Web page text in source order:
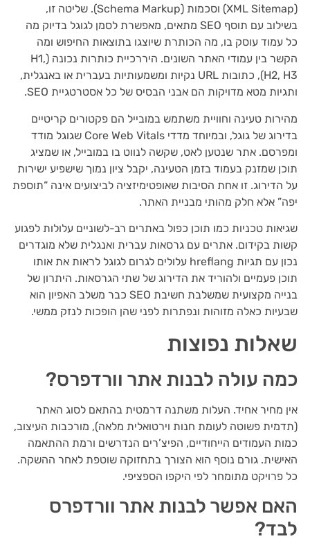
(XML Sitemap) וסכמות (Schema Markup). שליטה זו,
בשילוב עם תוסף SEO מתאים, מאפשרת לסמן לגוגל בדיוק מה
כל עמוד עוסק בו, מה הכותרת שיוצגו בתוצאות החיפוש ומה
הקשר בין עמודי האתר השונים. היררכיית כותרות נכונה (H1,
H2, H3), כתובות URL נקיות ומשמעותיות בעברית או באנגלית,
ותגיות מטא מדויקות הם אבני הבסיס של כל אסטרטגיית SEO.
מהירות טעינה וחוויית משתמש במובייל הם פקטורים קריטיים
בדירוג של גוגל, ובמיוחד מדדי Core Web Vitals שגוגל מודד
ומפרסם. אתר שנטען לאט, שקשה לנווט בו במובייל, או שמציג
תוכן שמזנק בעמוד בזמן הטעינה, יקבל ציון נמוך שישפיע ישירות
על הדירוג. זו אחת הסיבות שאופטימיזציה לביצועים אינה “תוספת
יפה” אלא חלק מהותי מבניית האתר.
שגיאות טכניות כמו תוכן כפול באתרים רב-לשוניים עלולות לפגוע
קשות בקידום. אתרים עם גרסאות עברית ואנגלית שלא מוגדרים
נכון עם תגיות hreflang עלולים לגרום לגוגל לראות את אותו
תוכן פעמיים ולהוריד את הדירוג של שתי הגרסאות. היתרון של
בנייה מקצועית שמשלבת חשיבת SEO כבר משלב האפיון הוא
שבעיות כאלה מזוהות ונפתרות לפני שהן הופכות לנזק ממשי.
שאלות נפוצות
כמה עולה לבנות אתר וורדפרס?
אין מחיר אחיד. העלות משתנה דרמטית בהתאם לסוג האתר
(תדמית פשוטה לעומת חנות וירטואלית מלאה), מורכבות העיצוב,
כמות העמודים הייחודיים, הפיצ’רים הנדרשים ורמת ההתאמה
האישית. גורם נוסף הוא הצורך בתחזוקה שוטפת לאחר ההשקה.
כל פרויקט מתומחר לפי היקפו הספציפי.
האם אפשר לבנות אתר וורדפרס
לבד?